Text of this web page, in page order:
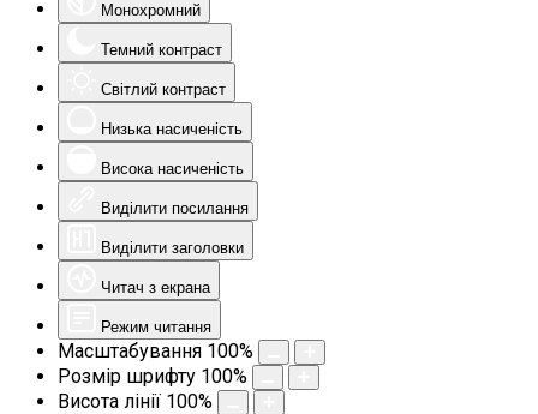
Монохромний
Темний контраст
Світлий контраст
Низька насиченість
Висока насиченість
Виділити посилання
Виділити заголовки
Читач з екрана
Режим читання
Масштабування 100%
Розмір шрифту 100%
Висота лінії 100%